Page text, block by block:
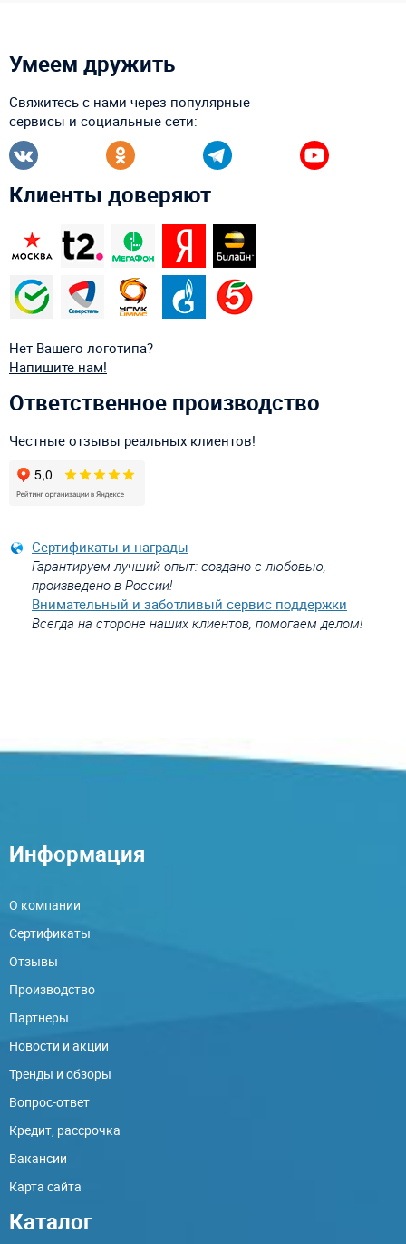
Умеем дружить
Свяжитесь с нами через популярные
сервисы и социальные сети:
Клиенты доверяют
Нет Вашего логотипа?
Напишите нам!
Ответственное производство
Честные отзывы реальных клиентов!
Сертификаты и награды
Гарантируем лучший опыт: создано с любовью,
произведено в России!
Внимательный и заботливый сервис поддержки
Всегда на стороне наших клиентов, помогаем делом!
Информация
О компании
Сертификаты
Отзывы
Производство
Партнеры
Новости и акции
Тренды и обзоры
Вопрос-ответ
Кредит, рассрочка
Вакансии
Карта сайта
Каталог